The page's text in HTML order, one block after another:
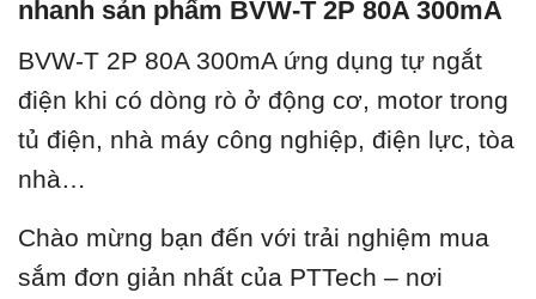
nhanh sản phẩm BVW-T 2P 80A 300mA
BVW-T 2P 80A 300mA ứng dụng tự ngắt
điện khi có dòng rò ở động cơ, motor trong
tủ điện, nhà máy công nghiệp, điện lực, tòa
nhà…
Chào mừng bạn đến với trải nghiệm mua
sắm đơn giản nhất của PTTech – nơi